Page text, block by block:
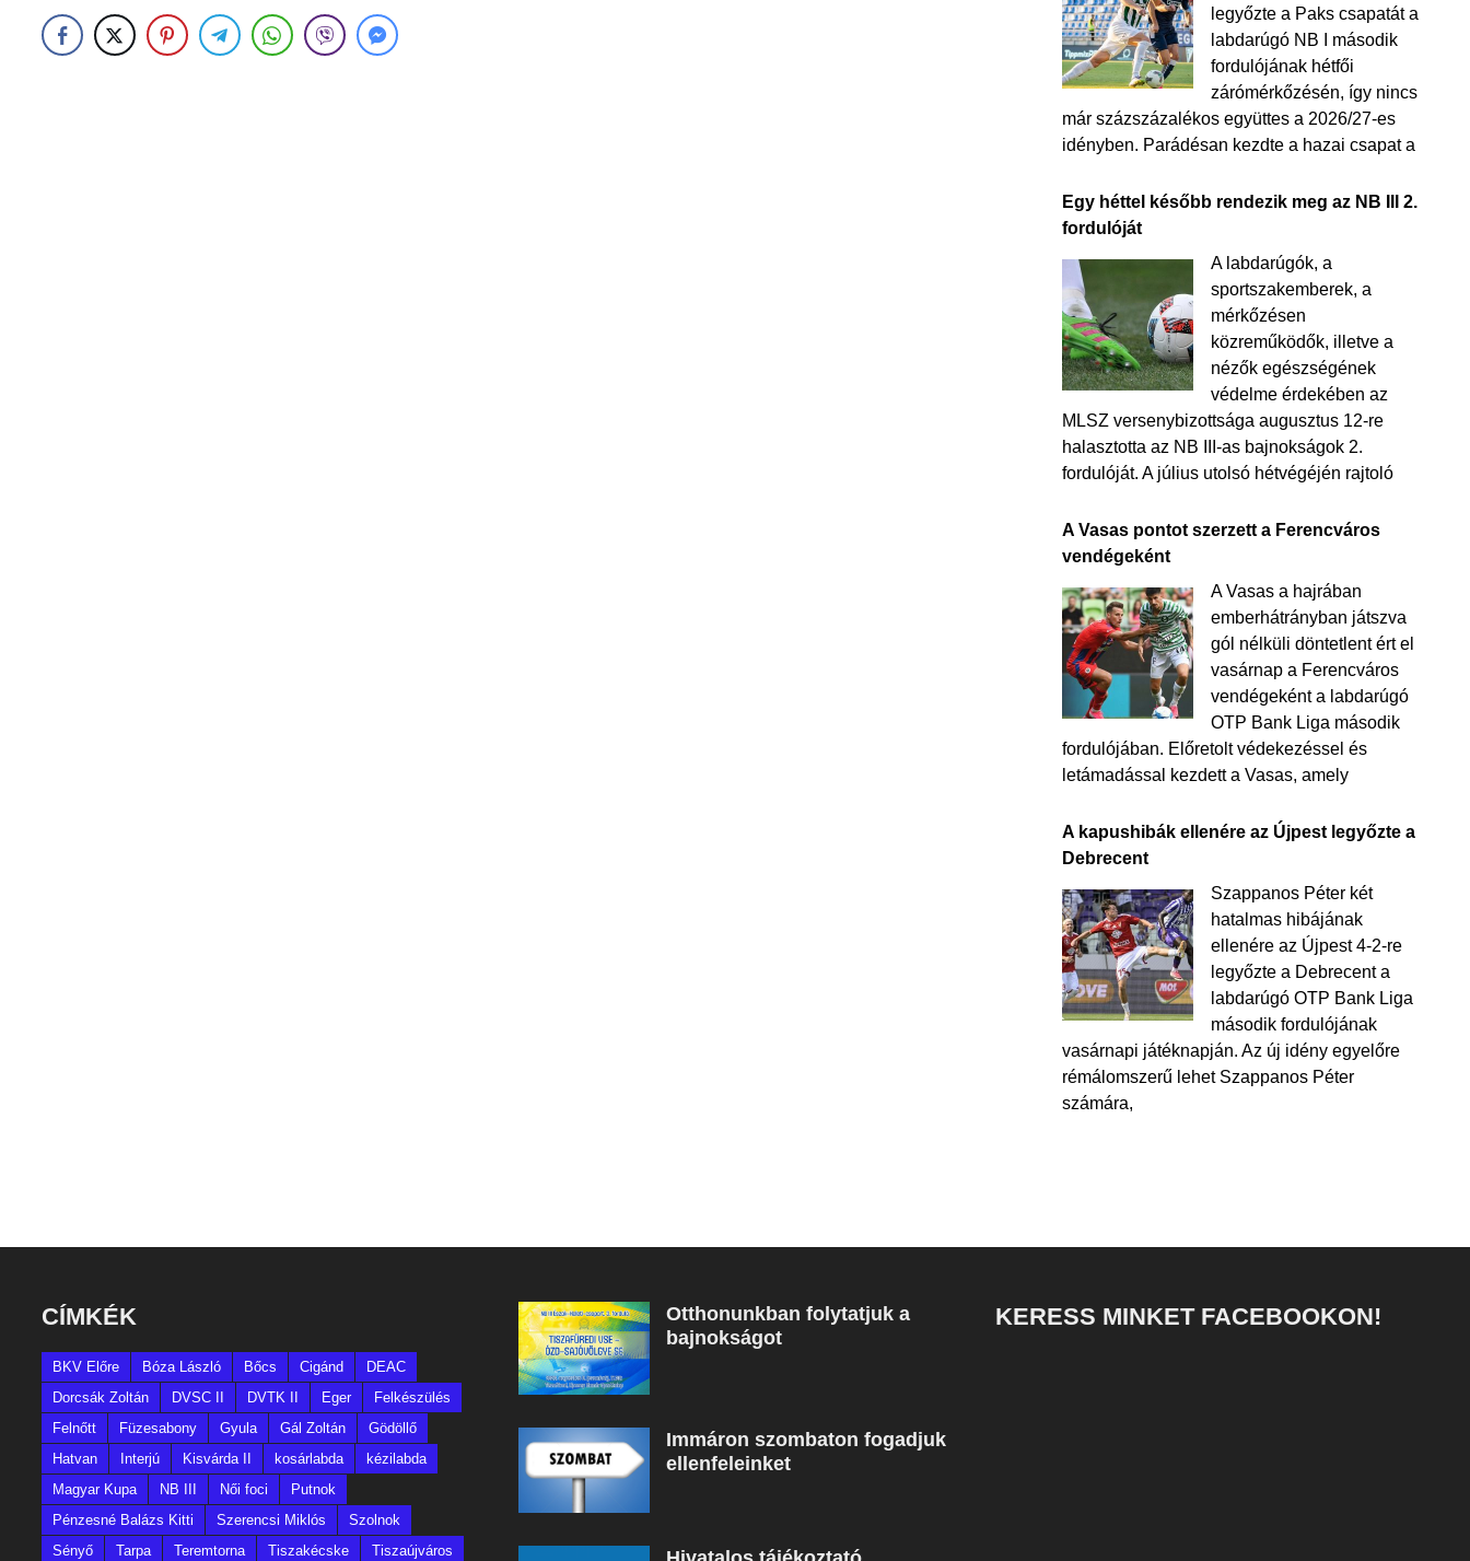
legyőzte a Paks csapatát a
labdarúgó NB I második
fordulójának hétfői
zárómérkőzésén, így nincs
már százszázalékos együttes a 2026/27-es
idényben. Parádésan kezdte a hazai csapat a
Egy héttel később rendezik meg az NB III 2.
fordulóját
A labdarúgók, a
sportszakemberek, a
mérkőzésen
közreműködők, illetve a
nézők egészségének
védelme érdekében az
MLSZ versenybizottsága augusztus 12-re
halasztotta az NB III-as bajnokságok 2.
fordulóját. A július utolsó hétvégéjén rajtoló
A Vasas pontot szerzett a Ferencváros
vendégeként
A Vasas a hajrában
emberhátrányban játszva
gól nélküli döntetlent ért el
vasárnap a Ferencváros
vendégeként a labdarúgó
OTP Bank Liga második
fordulójában. Előretolt védekezéssel és
letámadással kezdett a Vasas, amely
A kapushibák ellenére az Újpest legyőzte a
Debrecent
Szappanos Péter két
hatalmas hibájának
ellenére az Újpest 4-2-re
legyőzte a Debrecent a
labdarúgó OTP Bank Liga
második fordulójának
vasárnapi játéknapján. Az új idény egyelőre
rémálomszerű lehet Szappanos Péter
számára,
CÍMKÉK
BKV Előre Bóza László Bőcs Cigánd
DEAC
Dorcsák Zoltán
DVSC II DVTK II Eger
Felkészülés
Felnőtt
Füzesabony Gyula Gál Zoltán
Gödöllő
Hatvan
Interjú Kisvárda II kosárlabda
kézilabda
Magyar Kupa
NB III Női foci
Putnok
Pénzesné Balázs Kitti
Szerencsi Miklós
Szolnok
Sényő
Tarpa Teremtorna Tiszakécske Tiszaújváros
Otthonunkban folytatjuk a
bajnokságot
Immáron szombaton fogadjuk
ellenfeleinket
KERESS MINKET FACEBOOKON!